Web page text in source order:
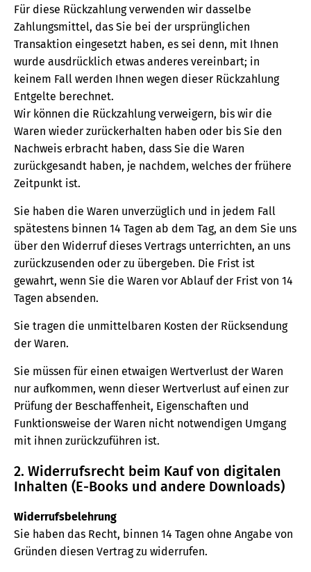
Für diese Rückzahlung verwenden wir dasselbe
Zahlungsmittel, das Sie bei der ursprünglichen
Transaktion eingesetzt haben, es sei denn, mit Ihnen
wurde ausdrücklich etwas anderes vereinbart; in
keinem Fall werden Ihnen wegen dieser Rückzahlung
Entgelte berechnet.
Wir können die Rückzahlung verweigern, bis wir die
Waren wieder zurückerhalten haben oder bis Sie den
Nachweis erbracht haben, dass Sie die Waren
zurückgesandt haben, je nachdem, welches der frühere
Zeitpunkt ist.
Sie haben die Waren unverzüglich und in jedem Fall
spätestens binnen 14 Tagen ab dem Tag, an dem Sie uns
über den Widerruf dieses Vertrags unterrichten, an uns
zurückzusenden oder zu übergeben. Die Frist ist
gewahrt, wenn Sie die Waren vor Ablauf der Frist von 14
Tagen absenden.
Sie tragen die unmittelbaren Kosten der Rücksendung
der Waren.
Sie müssen für einen etwaigen Wertverlust der Waren
nur aufkommen, wenn dieser Wertverlust auf einen zur
Prüfung der Beschaffenheit, Eigenschaften und
Funktionsweise der Waren nicht notwendigen Umgang
mit ihnen zurückzuführen ist.
2. Widerrufsrecht beim Kauf von digitalen
Inhalten (E-Books und andere Downloads)
Widerrufsbelehrung
Sie haben das Recht, binnen 14 Tagen ohne Angabe von
Gründen diesen Vertrag zu widerrufen.